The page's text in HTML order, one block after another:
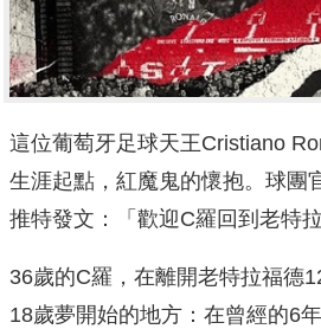
這位葡萄牙足球天王Cristiano
生涯起點，紅魔鬼的懷抱。球團
推特發文：「歡迎C羅回到老特拉
36歲的C羅，在離開老特拉福德
18歲夢開始的地方：在曾經的6